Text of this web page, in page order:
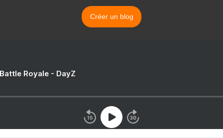
Créer un blog
Royale - DayZ